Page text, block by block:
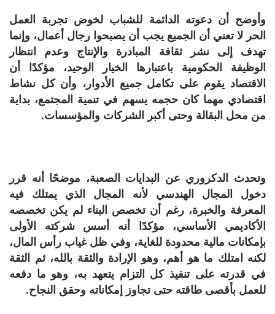
وأوضح أن دعوته الدائمة للشباب لخوض تجربة العمل
الحر لا تعني أن الجميع يجب أن يصبحوا رجال أعمال، وإنما
تهدف إلى نشر ثقافة المبادرة والإنتاج وعدم انتظار
الوظيفة الحكومية باعتبارها الخيار الوحيد، مؤكدًا أن
الاقتصاد يقوم على تكامل جميع الأدوار، وأن كل نشاط
اقتصادي مهما كان حجمه يسهم في تنمية المجتمع، بداية
من محل البقالة وحتى أكبر الشركات والمؤسسات.
وتحدث الدكروري عن البدايات الصعبة، موضحًا أنه قرر
دخول المجال الهندسي لأنه المجال الذي يمتلك فيه
المعرفة والخبرة، رغم أن تخصص البناء لم يكن تخصصه
الأكاديمي الأساسي، مؤكدًا أنه أسس شركته الأولى
بإمكانات مالية محدودة للغاية، وفي ظل غياب رأس المال،
لكنه امتلك ما هو أهم، وهو الإرادة والثقة بالله، ثم الثقة
في قدرته على تنفيذ كل التزام يتعهد به، وهو ما دفعه
للعمل بأقصى طاقته حتى تجاوز إمكاناته وحقق النجاح.